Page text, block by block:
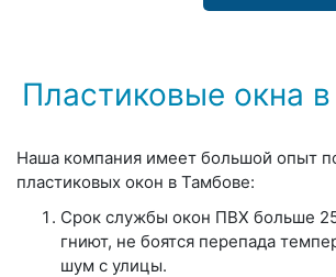
Пластиковые окна
Наша компания имеет большой опыт
пластиковых окон в Тамбове:
Срок службы окон ПВХ больше
гниют, не боятся перепада
шум с улицы.